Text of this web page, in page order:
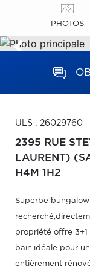
PHOTOS
ULS : 26029760
2395 RUE
LAURENT)
H4M 1H2
Superbe
propriété offre 3+1
bain,idéale pour
entièrement